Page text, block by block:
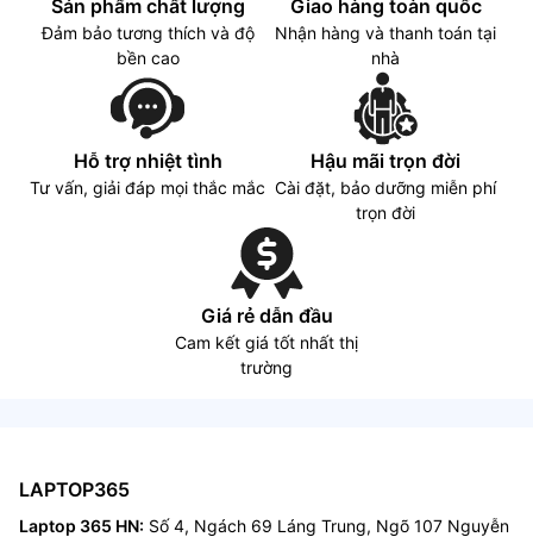
Sán phẩm chất lượng
Đảm bảo tương thích và độ
bền cao
Giao hàng toàn quốc
Nhận hàng và thanh toán tại
nhà
Hỗ trợ nhiệt tình
Tư vấn, giải đáp mọi thắc mắc
Hậu mãi trọn đời
Cài đặt, bảo dưỡng miễn phí
trọn đời
Giá rẻ dẫn đầu
Cam kết giá tốt nhất thị
trường
LAPTOP365
Laptop 365 HN: Số 4, Ngách 69 Láng Trung, Ngõ 107 Nguyễn